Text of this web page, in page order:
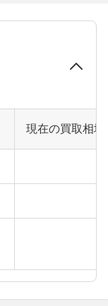
現在の買取相